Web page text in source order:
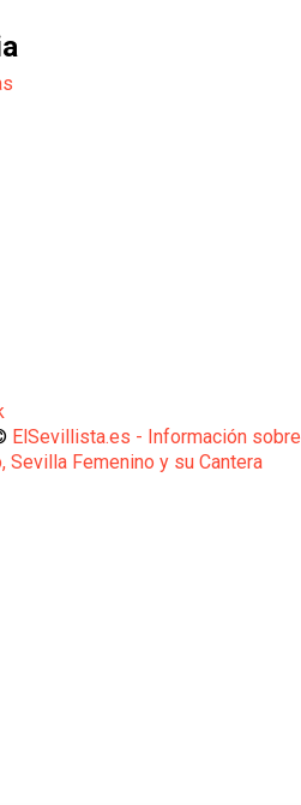
ElSevillista.es - Información sobre
Sevilla Femenino y su Cantera